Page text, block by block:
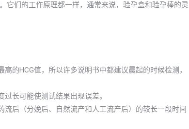
它们的工作原理都一样，通常来说，验孕盒和验孕棒的灵
的HCG值，所以许多说明书中都建议晨起的时候检测，
长可能使测试结果出现误差。
后（分娩后、自然流产和人工流产后）的较长一段时间